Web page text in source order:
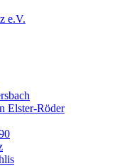
e.V.
Elster-Röder